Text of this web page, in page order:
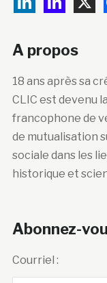
A propos
18 ans après sa
CLIC est devenu
francophone de
de mutualisation
sociale dans les
historique et
Abonnez-
Courriel :